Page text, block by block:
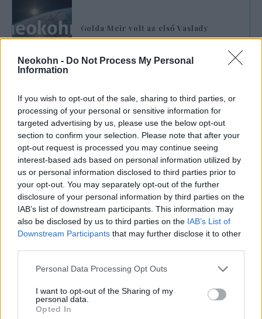
Neokohn - Do Not Process My Personal
Information
If you wish to opt-out of the sale, sharing to third parties, or
processing of your personal or sensitive information for
targeted advertising by us, please use the below opt-out
section to confirm your selection. Please note that after your
opt-out request is processed you may continue seeing
interest-based ads based on personal information utilized by
us or personal information disclosed to third parties prior to
your opt-out. You may separately opt-out of the further
disclosure of your personal information by third parties on the
IAB’s list of downstream participants. This information may
also be disclosed by us to third parties on the IAB’s List of
Downstream Participants that may further disclose it to other
Please note that this website/app uses one or more Google
not limited to your visit or usage behaviour. You may click to
grant or deny consent to Google and its third-party tags to
use your data for below specified purposes in below Google
Personal Data Processing Opt Outs
I want to opt-out of the Sharing of my
personal data.
Opted In
Golda Meir volt az első Vaslady
„Az első kneszet 120 tagja között
összesen 11 nő volt … A kneszet
első ötven évében a nők aránya
tíz százalék körül volt. Változás
csak az elmúlt nagyjából két
évtizedben történt”
– közölte a kutató.
ezer, felsőfokú tanulmányokat végzett nő
érkezett Európából a Szentföldre. Így
történt, hogy a világon itt volt a